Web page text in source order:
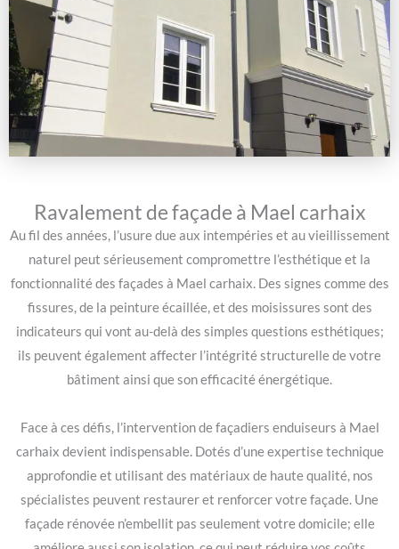
Ravalement de façade à Mael carhaix
Au fil des années, l’usure due aux intempéries et au vieillissement
naturel peut sérieusement compromettre l’esthétique et la
fonctionnalité des façades à Mael carhaix. Des signes comme des
fissures, de la peinture écaillée, et des moisissures sont des
indicateurs qui vont au-delà des simples questions esthétiques;
ils peuvent également affecter l’intégrité structurelle de votre
bâtiment ainsi que son efficacité énergétique.
Face à ces défis, l’intervention de façadiers enduiseurs à Mael
carhaix devient indispensable. Dotés d’une expertise technique
approfondie et utilisant des matériaux de haute qualité, nos
spécialistes peuvent restaurer et renforcer votre façade. Une
façade rénovée n’embellit pas seulement votre domicile; elle